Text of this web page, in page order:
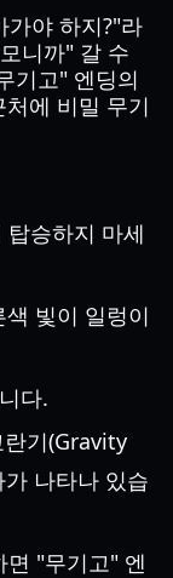
가야 하지?"라
니까" 갈 수
기고" 엔딩의
에 비밀 무기
승하지 마세
빛이 일렁이
다.
기(Gravity
나타나 있습
면 "무기고" 엔